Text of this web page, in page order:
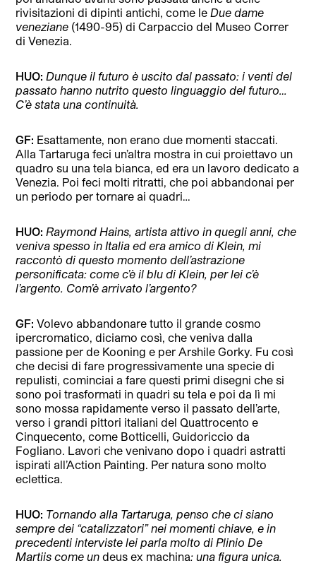
rivisitazioni di dipinti antichi, come leDue dame
veneziane (1490-95) di Carpaccio del Museo Correr
di Venezia.
HUO:Dunque il futuro è uscito dal passato: i venti del
passato hanno nutrito questo linguaggio del futuro…
C’è stata una continuità.
GF: Esattamente, non erano due momenti staccati.
Alla Tartaruga feci un’altra mostra in cui proiettavo un
quadro su una tela bianca, ed era un lavoro dedicato a
Venezia. Poi feci molti ritratti, che poi abbandonai per
un periodo per tornare ai quadri…
HUO:Raymond Hains, artista attivo in quegli anni, che
veniva spesso in Italia ed era amico di Klein, mi
raccontò di questo momento dell’astrazione
personificata: come c’è il blu di Klein, per lei c’è
l’argento. Com’è arrivato l’argento?
GF:Volevo abbandonare tutto il grande cosmo
ipercromatico, diciamo così, che veniva dalla
passione per de Kooning e per Arshile Gorky. Fu così
che decisi di fare progressivamente una specie di
repulisti, cominciai a fare questi primi disegni che si
sono poi trasformati in quadri su tela e poi da lì mi
sono mossa rapidamente verso il passato dell’arte,
verso i grandi pittori italiani del Quattrocento e
Cinquecento, come Botticelli, Guidoriccio da
Fogliano. Lavori che venivano dopo i quadri astratti
ispirati all’Action Painting. Per natura sono molto
eclettica.
HUO: Tornando alla Tartaruga, penso che ci siano
sempre dei “catalizzatori” nei momenti chiave, e in
precedenti interviste lei parla molto di Plinio De
Martiis come undeus ex machina: una figura unica.